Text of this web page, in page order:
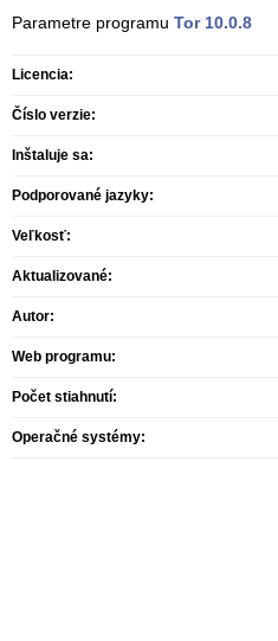
Parametre programu Tor 10.0.8
Licencia:
Číslo verzie:
Inštaluje sa:
Podporované jazyky:
Veľkosť:
Aktualizované:
Autor:
Web programu:
Počet stiahnutí:
Operačné systémy: